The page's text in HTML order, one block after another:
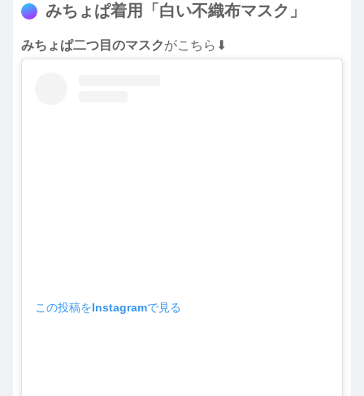
みちょぱ着用「白い不織布マスク」
みちょぱ二つ目のマスクがこちら⬇︎
この投稿をInstagramで見る